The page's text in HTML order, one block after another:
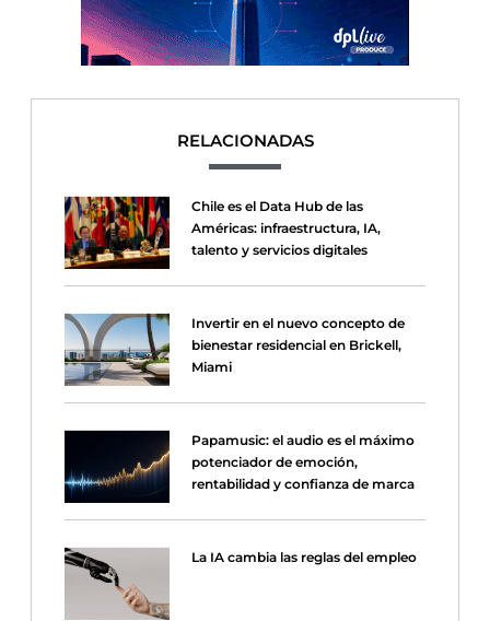
RELACIONADAS
Chile es el Data Hub de las
Américas: infraestructura, IA,
talento y servicios digitales
Invertir en el nuevo concepto de
bienestar residencial en Brickell,
Miami
Papamusic: el audio es el máximo
potenciador de emoción,
rentabilidad y confianza de marca
La IA cambia las reglas del empleo